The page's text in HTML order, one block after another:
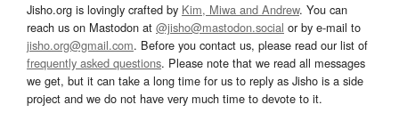
Jisho.org is lovingly crafted by Kim, Miwa and Andrew. You can
reach us on Mastodon at @jisho@mastodon.social or by e-mail to
jisho.org@gmail.com. Before you contact us, please read our list of
frequently asked questions. Please note that we read all messages
we get, but it can take a long time for us to reply as Jisho is a side
project and we do not have very much time to devote to it.